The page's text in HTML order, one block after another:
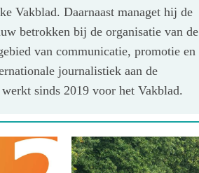
Vakblad. Daarnaast managet hij de
betrokken bij de organisatie van de
van communicatie, promotie en
journalistiek aan de
sinds 2019 voor het Vakblad.